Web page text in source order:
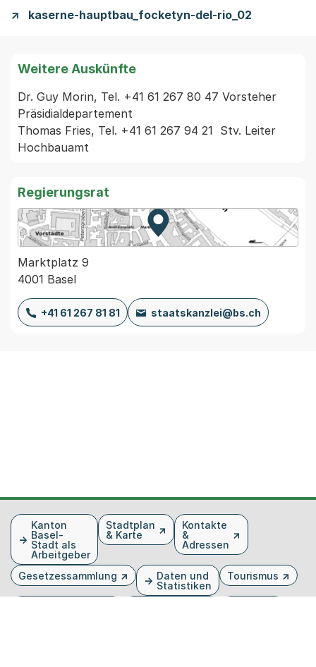
kaserne-hauptbau_focketyn-del-rio_02
Weitere Auskünfte
Dr. Guy Morin, Tel. +41 61 267 80 47 Vorsteher
Präsidialdepartement
Thomas Fries, Tel. +41 61 267 94 21  Stv. Leiter
Hochbauamt
Regierungsrat
Zur Karte von MapBS.
Externer Link, wird in einem
Marktplatz 9
4001 Basel
+41 61 267 81 81 staatskanzlei@bs.ch
FusszeileKanton
Basel-
Stadt als
Arbeitgeber
Stadtplan
& Karte
Kontakte
&
Adressen
Gesetzessammlung
Daten und
Statistiken
Tourismus